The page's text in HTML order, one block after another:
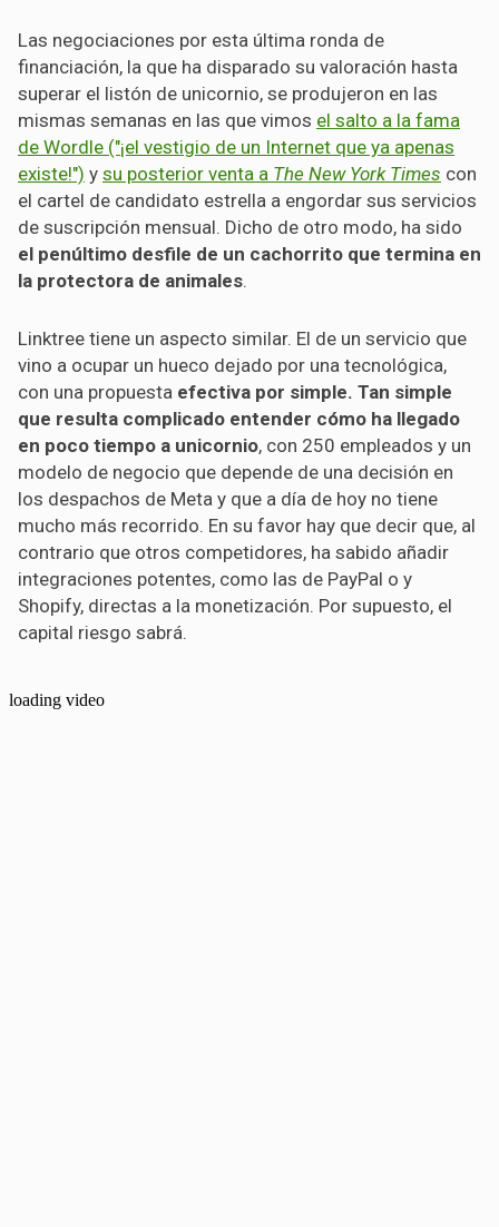
Las negociaciones por esta última ronda de
financiación, la que ha disparado su valoración hasta
superar el listón de unicornio, se produjeron en las
mismas semanas en las que vimos el salto a la fama
de Wordle ("¡el vestigio de un Internet que ya apenas
existe!") y su posterior venta a The New York Times con
el cartel de candidato estrella a engordar sus servicios
de suscripción mensual. Dicho de otro modo, ha sido
el penúltimo desfile de un cachorrito que termina en
la protectora de animales.
Linktree tiene un aspecto similar. El de un servicio que
vino a ocupar un hueco dejado por una tecnológica,
con una propuesta efectiva por simple. Tan simple
que resulta complicado entender cómo ha llegado
en poco tiempo a unicornio, con 250 empleados y un
modelo de negocio que depende de una decisión en
los despachos de Meta y que a día de hoy no tiene
mucho más recorrido. En su favor hay que decir que, al
contrario que otros competidores, ha sabido añadir
integraciones potentes, como las de PayPal o y
Shopify, directas a la monetización. Por supuesto, el
capital riesgo sabrá.